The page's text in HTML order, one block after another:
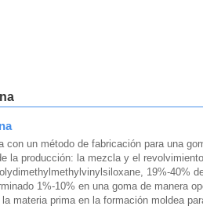
con un método de fabricación para una
la producción: la mezcla y el
19%-40%
1%-10% en una goma de manera
materia prima en la formación moldea